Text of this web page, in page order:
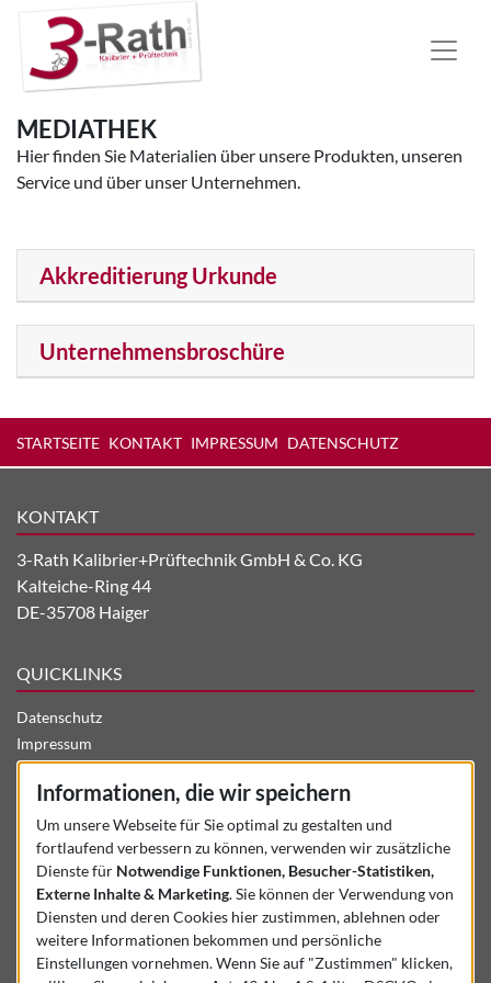
MEDIATHEK
Hier finden Sie Materialien über unsere Produkten, unseren
Service und über unser Unternehmen.
Akkreditierung Urkunde
Unternehmensbroschüre
STARTSEITE KONTAKT IMPRESSUM DATENSCHUTZ
KONTAKT
3-Rath Kalibrier+Prüftechnik GmbH & Co. KG
Kalteiche-Ring 44
DE-35708 Haiger
QUICKLINKS
Datenschutz
Impressum
Aktuelles
Stellenangebote
Unternehmen
Kontakt
Gebrauchtmaschinen
Kalibrierung + Service
Produkte + Leistungen
Startseite
Informationen, die wir speichern
Um unsere Webseite für Sie optimal zu gestalten und
fortlaufend verbessern zu können, verwenden wir zusätzliche
Dienste für Notwendige Funktionen, Besucher-Statistiken,
Externe Inhalte & Marketing. Sie können der Verwendung von
Diensten und deren Cookies hier zustimmen, ablehnen oder
weitere Informationen bekommen und persönliche
Einstellungen vornehmen. Wenn Sie auf "Zustimmen" klicken,